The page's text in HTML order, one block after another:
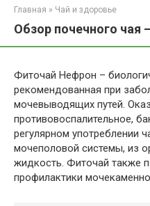
Главная » Чай и здоровье
Обзор почечного чая
Фиточай Нефрон –
рекомендованная при
мочевыводящих путей.
противовоспалительное,
регулярном употреблении
мочеполовой системы, из
жидкость. Фиточай также
профилактики